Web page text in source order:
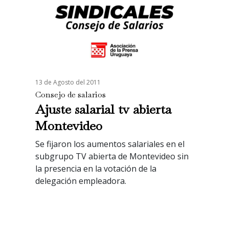
13 de Agosto del 2011
Consejo de salarios
Ajuste salarial tv abierta
Montevideo
Se fijaron los aumentos salariales en el
subgrupo TV abierta de Montevideo sin
la presencia en la votación de la
delegación empleadora.